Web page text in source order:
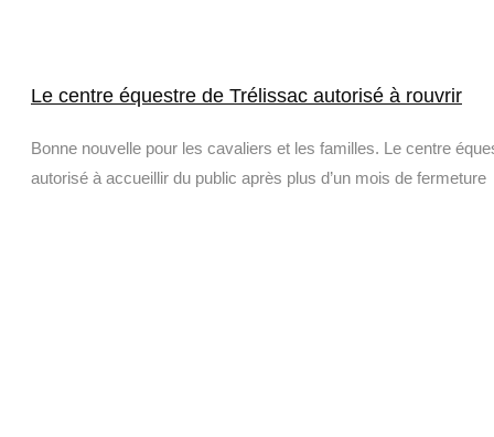
Le centre équestre de Trélissac autorisé à rouvrir
Bonne nouvelle pour les cavaliers et les familles. Le centre
autorisé à accueillir du public après plus d’un mois de fermeture